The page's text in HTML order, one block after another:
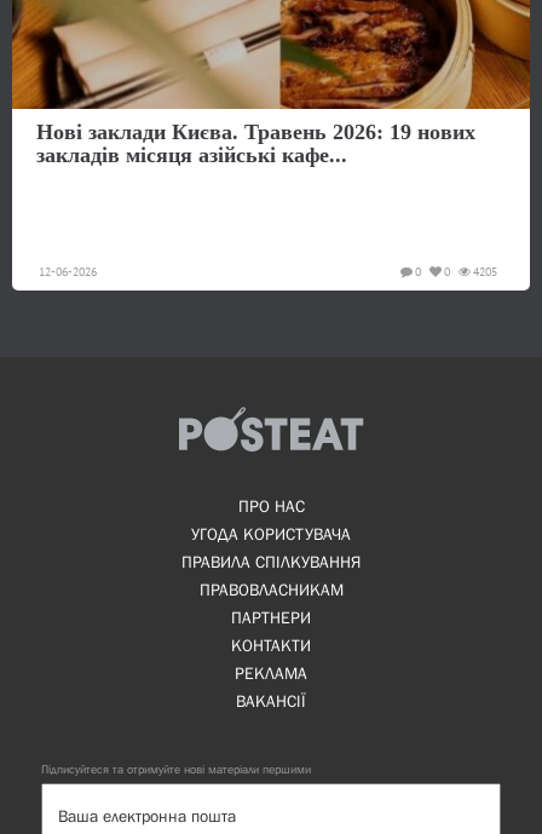
Нові заклади Києва. Травень 2026: 19 нових
закладів місяця азійські кафе...
12-06-2026 4205
0
0
ПРО НАС
УГОДА КОРИСТУВАЧА
ПРАВИЛА СПІЛКУВАННЯ
ПРАВОВЛАСНИКАМ
ПАРТНЕРИ
КОНТАКТИ
РЕКЛАМА
ВАКАНСІЇ
Підписуйтеся та отримуйте нові матеріали першими